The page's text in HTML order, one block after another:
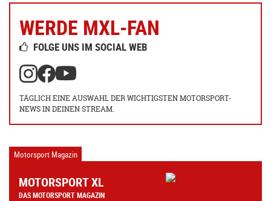
WERDE MXL-FAN
FOLGE UNS IM SOCIAL WEB
TÄGLICH EINE AUSWAHL DER WICHTIGSTEN MOTORSPORT-
NEWS IN DEINEN STREAM.
Motorsport Magazin
MOTORSPORT XL
DAS MOTORSPORT MAGAZIN